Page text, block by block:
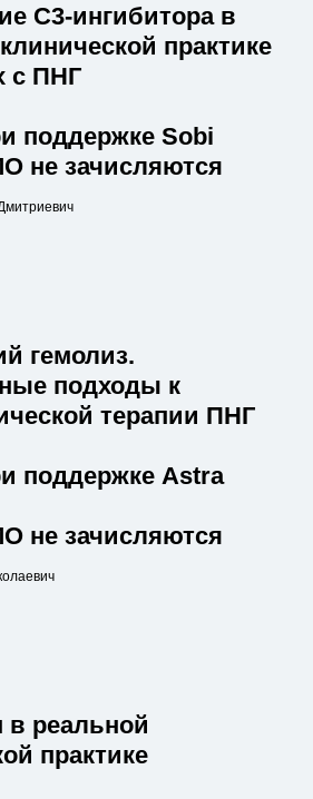
С3-ингибитора в
практике
с ПНГ
поддержке Sobi
не зачисляются
гемолиз.
подходы к
терапии ПНГ
поддержке Astra
не зачисляются
в реальной
практике